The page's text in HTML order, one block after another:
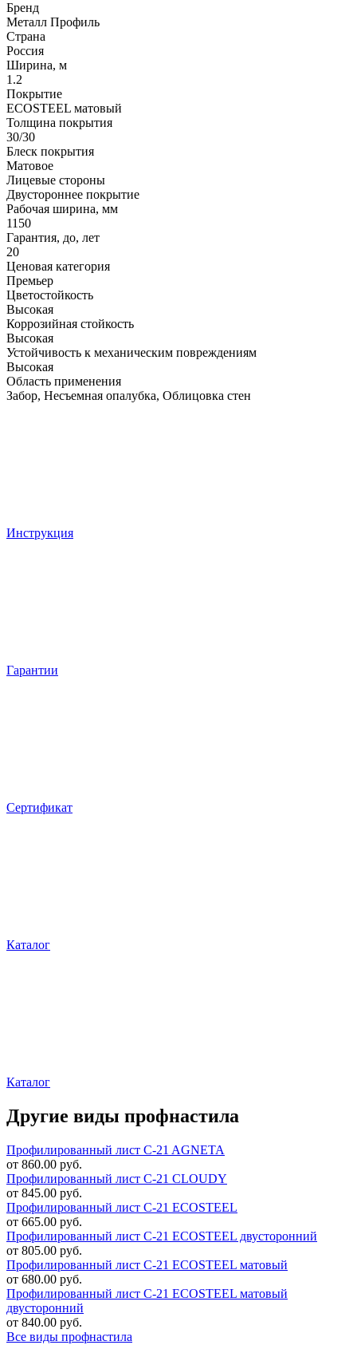
Бренд
Металл Профиль
Страна
Россия
Ширина, м
1.2
Покрытие
ECOSTEEL матовый
Толщина покрытия
30/30
Блеск покрытия
Матовое
Лицевые стороны
Двустороннее покрытие
Рабочая ширина, мм
1150
Гарантия, до, лет
20
Ценовая категория
Премьер
Цветостойкость
Высокая
Коррозийная стойкость
Высокая
Устойчивость к механическим повреждениям
Высокая
Область применения
Забор, Несъемная опалубка, Облицовка стен
Инструкция
Гарантии
Сертификат
Каталог
Каталог
Другие виды профнастила
Профилированный лист C-21 AGNETA
от 860.00 руб.
Профилированный лист C-21 CLOUDY
от 845.00 руб.
Профилированный лист C-21 ECOSTEEL
от 665.00 руб.
Профилированный лист C-21 ECOSTEEL двусторонний
от 805.00 руб.
Профилированный лист C-21 ECOSTEEL матовый
от 680.00 руб.
Профилированный лист C-21 ECOSTEEL матовый
двусторонний
от 840.00 руб.
Все виды профнастила